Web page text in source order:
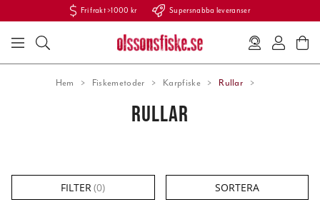
Fri frakt >1000 kr Supersnabba leveranser
Hem Fiskemetoder Karpfiske Rullar
RULLAR
FILTER (0) SORTERA